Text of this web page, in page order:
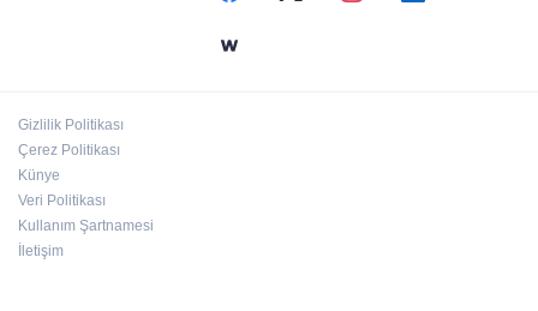
Gizlilik Politikası
Çerez Politikası
Künye
Veri Politikası
Kullanım Şartnamesi
İletişim